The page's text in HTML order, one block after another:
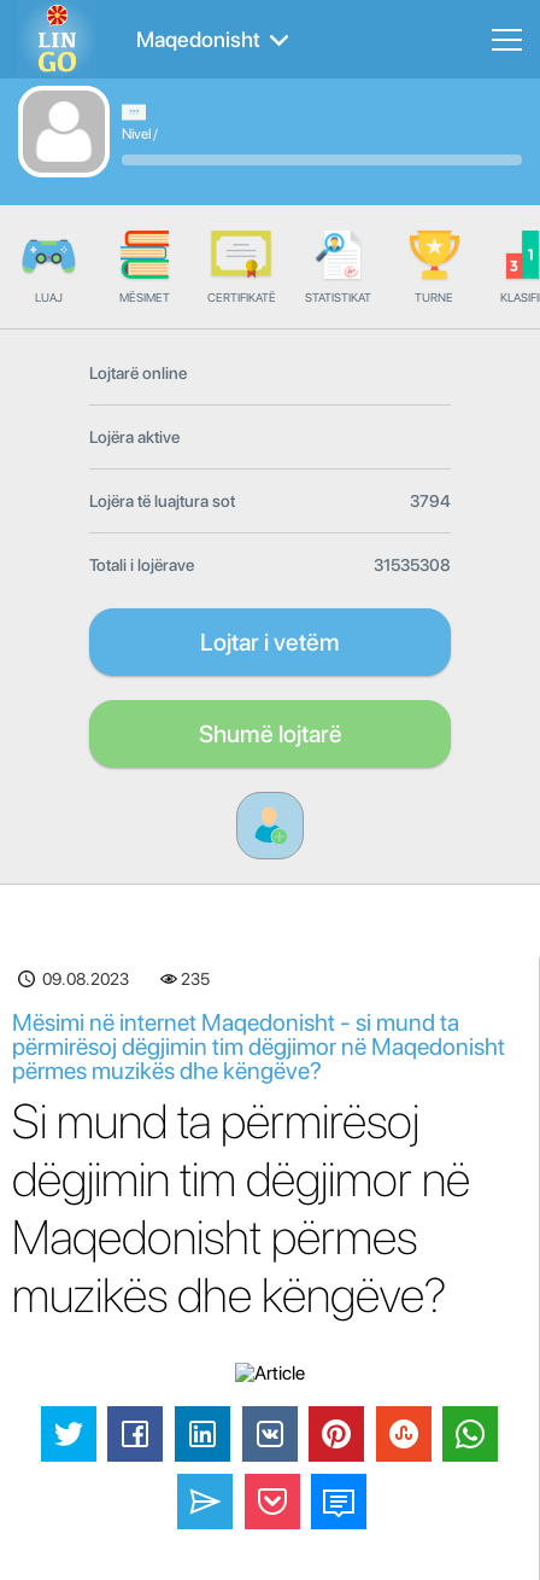
Maqedonisht
Nivel/
LUAJ MËSIMET CERTIFIKATË STATISTIKAT TURNE
Lojtarë online
Lojëra aktive
Lojëra të luajtura sot 3794
Totali i lojërave 31535308
Lojtar i vetëm
Shumë lojtarë
09.08.2023 235
Mësimi në internet Maqedonisht - si mund ta
përmirësoj dëgjimin tim dëgjimor në Maqedonisht
përmes muzikës dhe këngëve?
Si mund ta përmirësoj
dëgjimin tim dëgjimor në
Maqedonisht përmes
muzikës dhe këngëve?